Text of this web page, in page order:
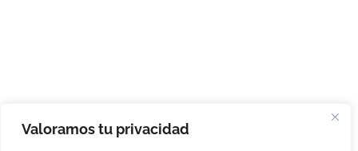
Valoramos tu privacidad